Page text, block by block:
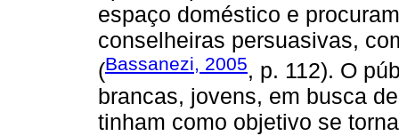
espaço doméstico e
conselheiras persuasivas,
(Bassanezi, 2005, p. 112). O
brancas, jovens, em busca
tinham como objetivo se